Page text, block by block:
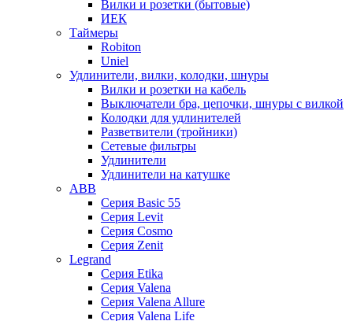
Вилки и розетки (бытовые)
ИЕК
Таймеры
Robiton
Uniel
Удлинители, вилки, колодки, шнуры
Вилки и розетки на кабель
Выключатели бра, цепочки, шнуры с вилкой
Колодки для удлинителей
Разветвители (тройники)
Сетевые фильтры
Удлинители
Удлинители на катушке
ABB
Серия Basic 55
Серия Levit
Серия Cosmo
Серия Zenit
Legrand
Серия Etika
Серия Valena
Серия Valena Allure
Серия Valena Life